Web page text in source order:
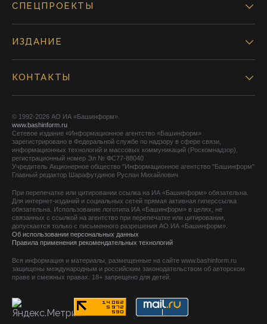
СПЕЦПРОЕКТЫ
ИЗДАНИЕ
КОНТАКТЫ
© 1992-2026 АО ИА «Башинформ».
www.bashinform.ru
Сетевое издание «Информационное агентство «Башинформ»
зарегистрировано в Федеральной службе по надзору в сфере связи,
информационных технологий и массовых коммуникаций (Роскомнадзор),
регистрационный номер Эл № ФС77-88040
Учредитель Акционерное общество "Информационное агентство "Башинформ"
Главный редактор Шарафутдинов Руслан Михайлович
При перепечатке или цитировании ссылка на ИА «Башинформ» обязательна.
Для интернет-изданий и социальных сетей прямая активная гиперссылка
обязательна. Использование логотипа ИА «Башинформ» в целях, не
связанных с ссылкой на агентство при перепечатке или цитировании,
допускается только с письменного разрешения АО ИА «Башинформ».
Об использовании персональных данных
Правила применения рекомендательных технологий
Вся информация и материалы, размещенные на сайте www.bashinform.ru
защищены международным и российским законодательством об авторском
праве и смежных правах. 18+ запрещено для детей.